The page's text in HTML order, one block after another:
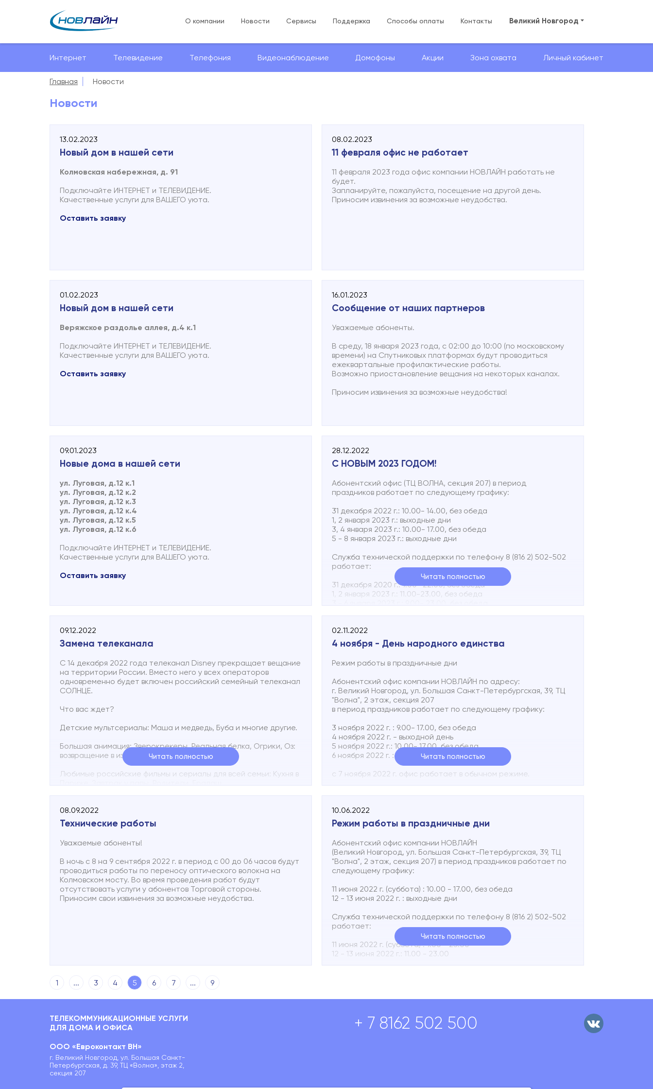
О компании Новости Сервисы Поддержка Способы оплаты Контакты Великий Новгород
Интернет Телевидение Телефония Видеонаблюдение Домофоны Акции Зона охвата Личный кабинет
Главная Новости
Новости
13.02.2023
Новый дом в нашей сети
Колмовская набережная, д. 91
Подключайте ИНТЕРНЕТ и ТЕЛЕВИДЕНИЕ.
Качественные услуги для ВАШЕГО уюта.
Оставить заявку
08.02.2023
11 февраля офис не работает
11 февраля 2023 года офис компании НОВЛАЙН работать не
будет.
Запланируйте, пожалуйста, посещение на другой день.
Приносим извинения за возможные неудобства.
01.02.2023
Новый дом в нашей сети
Веряжское раздолье аллея, д.4 к.1
Подключайте ИНТЕРНЕТ и ТЕЛЕВИДЕНИЕ.
Качественные услуги для ВАШЕГО уюта.
Оставить заявку
16.01.2023
Сообщение от наших партнеров
Уважаемые абоненты.
В среду, 18 января 2023 года, с 02:00 до 10:00 (по московскому
времени) на Спутниковых платформах будут проводиться
ежеквартальные профилактические работы.
Возможно приостановление вещания на некоторых каналах.
Приносим извинения за возможные неудобства!
09.01.2023
Новые дома в нашей сети
ул. Луговая, д.12 к.1
ул. Луговая, д.12 к.2
ул. Луговая, д.12 к.3
ул. Луговая, д.12 к.4
ул. Луговая, д.12 к.5
ул. Луговая, д.12 к.6
Подключайте ИНТЕРНЕТ и ТЕЛЕВИДЕНИЕ.
Качественные услуги для ВАШЕГО уюта.
Оставить заявку
28.12.2022
С НОВЫМ 2023 ГОДОМ!
Абонентский офис (ТЦ ВОЛНА, секция 207) в период
праздников работает по следующему графику:
31 декабря 2022 г.: 10.00- 14.00, без обеда
1, 2 января 2023 г.: выходные дни
3, 4 января 2023 г.: 10.00- 17.00, без обеда
5 - 8 января 2023 г.: выходные дни
Служба технической поддержки по телефону 8 (816 2) 502-502
работает:
31 декабря 2020 г.: 9.00- 22.00, без обеда
1, 2 января 2023 г.: 11.00-23.00, без обеда
Вы можете в любое время отправить текстовое SMS-сообщение
о неисправности абонентской линии по номеру +7 960 200 55
72.
В сообщении необходимо указать адрес точки подключения и
коротко описать неисправность.
Читать полностью
09.12.2022
Замена телеканала
С 14 декабря 2022 года телеканал Disney прекращает вещание
на территории России. Вместо него у всех операторов
одновременно будет включен российский семейный телеканал
СОЛНЦЕ.
Что вас ждет?
Детские мультсериалы: Маша и медведь, Буба и многие другие.
Большая анимация: Зверокрекеры, Реальная белка, Огрики, Оз:
возвращение в изумрудный город.
Любимые российские фильмы и сериалы для всей семьи: Кухня в
Читать полностью
02.11.2022
4 ноября - День народного единства
Режим работы в праздничные дни
Абонентский офис компании НОВЛАЙН по адресу:
г. Великий Новгород, ул. Большая Санкт-Петербургская, 39, ТЦ
"Волна", 2 этаж, секция 207
в период праздников работает по следующему графику:
3 ноября 2022 г. : 9.00- 17.00, без обеда
4 ноября 2022 г. - выходной день
5 ноября 2022 г.: 10.00- 17.00, без обеда
6 ноября 2022 г. : выходной день
с 7 ноября 2022 г. офис работает в обычном режиме.
(816 2) 502-502
Вы можете в любое время отправить текстовое SMS-сообщение
о неисправности абонентской линии по номеру +7 960 200 55
72.
В сообщении необходимо указать адрес точки подключения и
коротко описать неисправность.
Читать полностью
08.09.2022
Технические работы
Уважаемые абоненты!
В ночь с 8 на 9 сентября 2022 г. в период с 00 до 06 часов будут
проводиться работы по переносу оптического волокна на
Колмовском мосту. Во время проведения работ будут
отсутствовать услуги у абонентов Торговой стороны.
Приносим свои извинения за возможные неудобства.
10.06.2022
Режим работы в праздничные дни
Абонентский офис компании НОВЛАЙН
(Великий Новгород, ул. Большая Санкт-Петербургская, 39, ТЦ
"Волна", 2 этаж, секция 207) в период праздников работает по
следующему графику:
11 июня 2022 г. (суббота) : 10.00 - 17.00, без обеда
12 - 13 июня 2022 г. : выходные дни
Служба технической поддержки по телефону 8 (816 2) 502-502
работает:
11 июня 2022 г. (суббота) : 9.00 - 23.00
12 - 13 июня 2022 г.: 11.00 - 23.00
В сообщении необходимо указать адрес точки подключения и
Читать полностью
1 ... 3 4 5 6 7 ... 9
ТЕЛЕКОММУНИКАЦИОННЫЕ УСЛУГИ
ДЛЯ ДОМА И ОФИСА
ООО «Евроконтакт ВН»
г. Великий Новгород, ул. Большая Санкт-
Петербургская, д. 39, ТЦ «Волна», этаж 2,
секция 207
+ 7 8162 502 500